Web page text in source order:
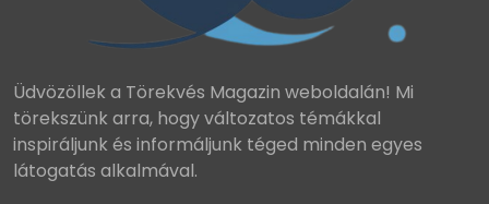
Üdvözöllek a Törekvés Magazin weboldalán! Mi
törekszünk arra, hogy változatos témákkal
inspiráljunk és informáljunk téged minden egyes
látogatás alkalmával.